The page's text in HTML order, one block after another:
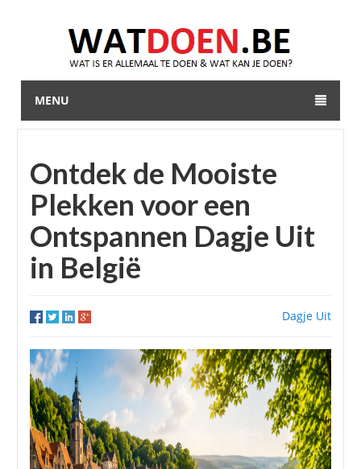
MENU
Ontdek de Mooiste
Plekken voor een
Ontspannen Dagje Uit
in België
Dagje Uit